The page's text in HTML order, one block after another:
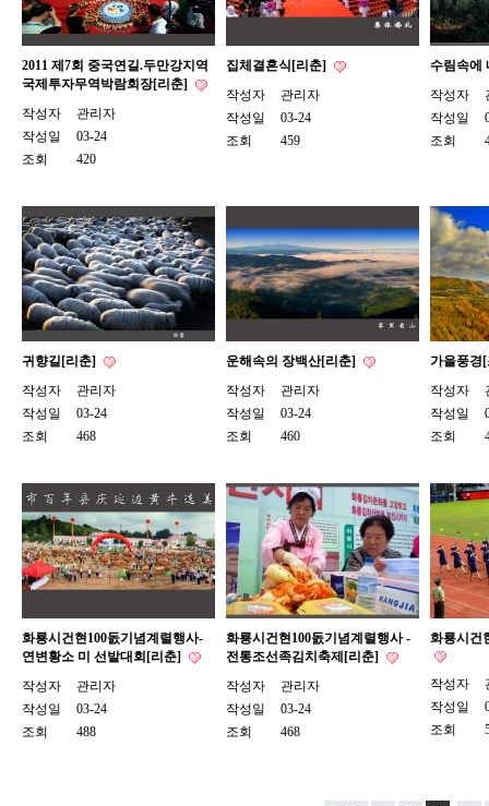
2011 제7회 중국연길.두만강지역
국제투자무역박람회장[리춘]
작성자
관리자
작성일
03-24
조회
420
집체결혼식[리춘]
작성자
관리자
작성일
03-24
조회
459
수림속에
작성자
작성일
조회
귀향길[리춘]
작성자
관리자
작성일
03-24
조회
468
운해속의 장백산[리춘]
작성자
관리자
작성일
03-24
조회
460
가을풍경
작성자
작성일
조회
화룡시건현100돐기념계렬행사-
연변황소 미 선발대회[리춘]
작성자
관리자
작성일
03-24
조회
488
화룡시건현100돐기념계렬행사 -
전통조선족김치축제[리춘]
작성자
관리자
작성일
03-24
조회
468
화룡시건
작성자
작성일
조회